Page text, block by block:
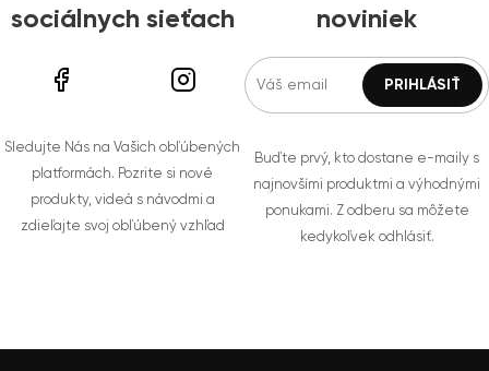
sociálnych sieťach
Sledujte Nás na Vašich obľúbených
platformách. Pozrite si nové
produkty, videá s návodmi a
zdieľajte svoj obľúbený vzhľad
noviniek
Buďte prvý, kto dostane e-maily s
najnovšími produktmi a výhodnými
ponukami. Z odberu sa môžete
kedykoľvek odhlásiť.